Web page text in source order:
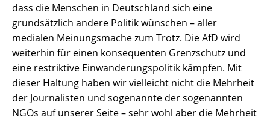
dass die Menschen in Deutschland sich eine
grundsätzlich andere Politik wünschen – aller
medialen Meinungsmache zum Trotz. Die AfD wird
weiterhin für einen konsequenten Grenzschutz und
eine restriktive Einwanderungspolitik kämpfen. Mit
dieser Haltung haben wir vielleicht nicht die Mehrheit
der Journalisten und sogenannte der sogenannten
NGOs auf unserer Seite – sehr wohl aber die Mehrheit